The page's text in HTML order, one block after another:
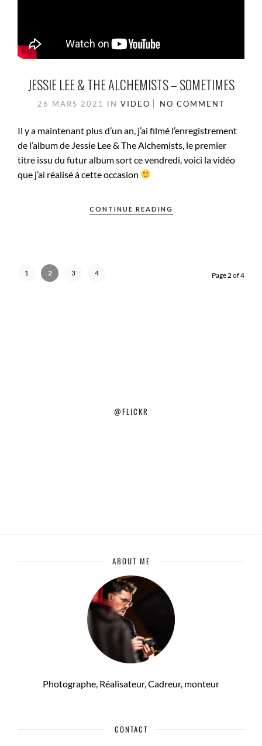
JESSIE LEE & THE ALCHEMISTS – SOMETIMES
26 MARS 2021 IN VIDEO NO COMMENT
Il y a maintenant plus d’un an, j’ai filmé l’enregistrement
de l’album de Jessie Lee & The Alchemists, le premier
titre issu du futur album sort ce vendredi, voici la vidéo
que j’ai réalisé à cette occasion
CONTINUE READING
1 2 3 4 Page 2 of 4
@FLICKR
ABOUT ME
Photographe, Réalisateur, Cadreur, monteur
CONTACT